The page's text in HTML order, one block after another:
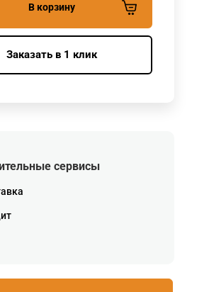
В корзину
Заказать в 1 клик
сервисы